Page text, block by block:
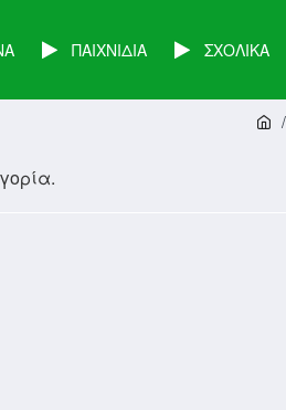
ΠΑΙΧΝΙΔΙΑ ΣΧΟΛΙΚΑ